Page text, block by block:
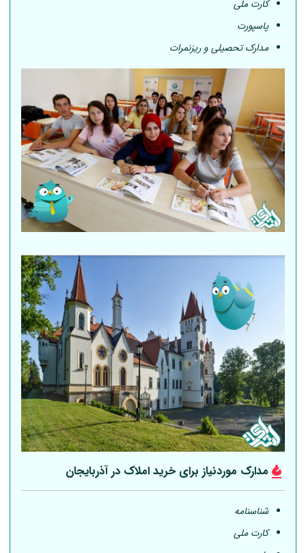
کارت ملی
پاسپورت
مدارک تحصیلی و ریزنمرات
مدارک موردنیاز برای خرید املاک در آذربایجان
شناسنامه
کارت ملی